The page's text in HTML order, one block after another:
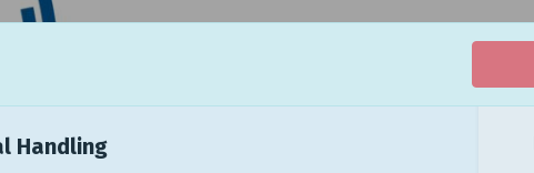
Handling